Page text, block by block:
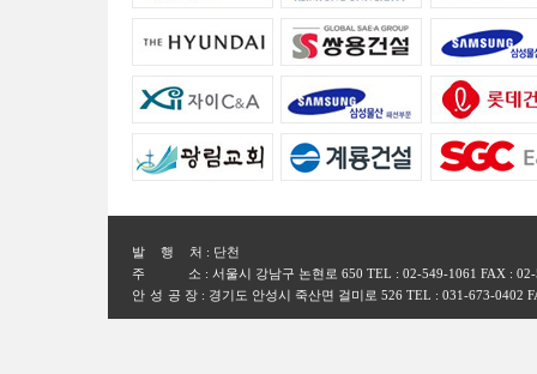
발행 처 : 단천
주
소 : 서울시 강남구 논현로 650 TEL : 02-549-1061 FAX :
안 성 공 장 : 경기도 안성시 죽산면 걸미로 526 TEL : 031-673-0402